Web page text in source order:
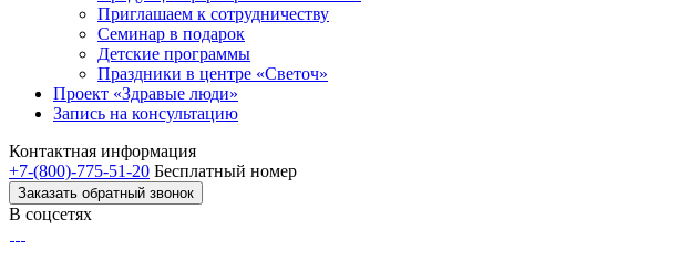
Приглашаем к сотрудничеству
Семинар в подарок
Детские программы
Праздники в центре «Светоч»
Проект «Здравые люди»
Запись на консультацию
Контактная информация
+7-(800)-775-51-20 Бесплатный номер
Заказать обратный звонок
В соцсетях